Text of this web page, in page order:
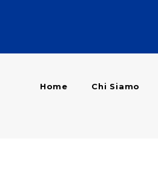
Home Chi Siamo